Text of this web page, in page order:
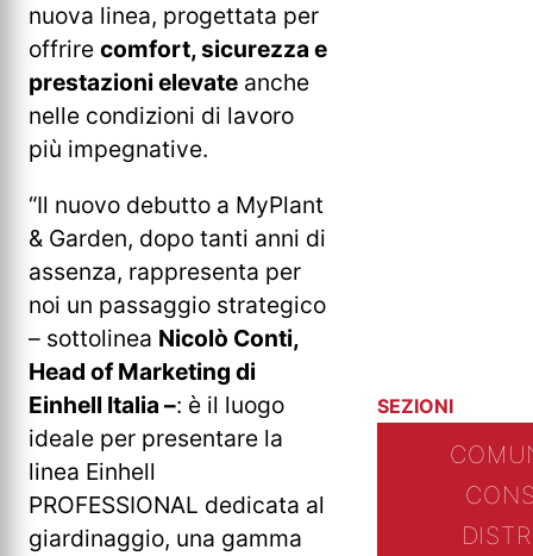
nuova linea, progettata per
offrire comfort, sicurezza e
prestazioni elevate anche
nelle condizioni di lavoro
più impegnative.
“Il nuovo debutto a MyPlant
& Garden, dopo tanti anni di
assenza, rappresenta per
noi un passaggio strategico
– sottolinea Nicolò Conti,
Head of Marketing di
Einhell Italia –: è il luogo
ideale per presentare la
linea Einhell
PROFESSIONAL dedicata al
giardinaggio, una gamma
SEZIONI